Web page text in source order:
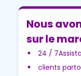
Nous
sur le
24 /
clients